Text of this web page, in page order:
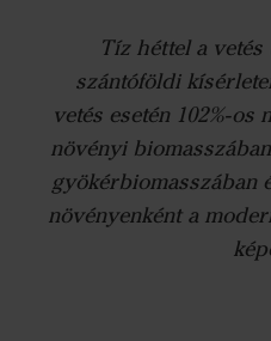
Tíz héttel a
szántóföldi
vetés esetén 102%-os
növényi
gyökérbiomasszában
növényenként a